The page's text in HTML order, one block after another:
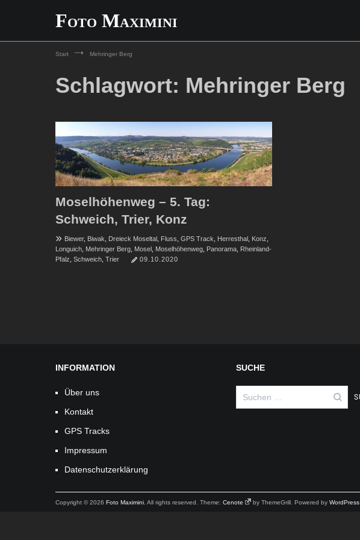
Foto Maximini
Start Mehringer Berg
Schlagwort: Mehringer Berg
Moselhöhenweg – 5. Tag:
Schweich, Trier, Konz
Biewer, Biwak Dreieck Moseltal Fluss GPS Track Herresthal Konz
Longuich Mehringer Berg Mosel Moselhöhenweg Panorama
Rheinland-
Pfalz Schweich Trier 09.10.2020
INFORMATION
Über uns
Kontakt
GPS Tracks
Impressum
Datenschutzerklärung
SUCHE
nach:
Copyright © 2026 Foto Maximini. All rights reserved. Theme: Cenote by ThemeGrill. Powered by WordPress